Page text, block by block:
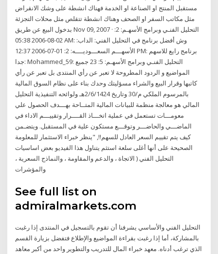
مستقبل المنتج او الصناعة او الخدمة فهناك انشطة على وشك الانقراض
مثل مكاتب السفر او الصحف وهناك انشطة تتقلص مثل محلات التجزئة
بدخول البيع عن طريق Nov 09, 2007 · التحليل الفنـي وبرامج الأسهـم: 2:
02-08-2006 05:38 AM: وش أفضل برنامج في التحليل الفني: الداب:
الأسهـــم السعـــوديــــه: 2: 01-07-2006 12:37 PM: برنامج رايع للاسهم
جدا: Mohammed_59: التحليل الفنـي وبرامج الأسهـم: 5: 23 جميع
المواضيع و الردود المطروحة لا تعبر عن رأي المنتدى بل تعبر عن رأي
كاتبها وقرار البيع والشراء مسؤليتك وحدك بناء على نظام السوق المالية
بالمرسوم الملكي م/30 وتاريخ 2/6/1424هـ ولوائحه التنفيذية التحليل
المالي هو معالجة منظمة للبيانات المالية المتــاحة بهـــدف الحصول علي
معومـــات تستعمل في عملية اتخـــاذ القــــرار وتقييـــم الاداء في
الماضـــي والحاضـــر وتوقـــع مستكون علية في المستقبل. ويتضـمن
كيف يتم تقييم السعر العادل للسهم!!, "ينظر خبراء الاستثمار للمعلومة
الصحيحة على أنها أغلى سلعة استثم يتناول هذا الفيديو بعض اساسيات
التحليل الفني ( الاتجاة ، والدعم والمقاومة ، والنماذج السعرية ،
والمؤشرات
See full list on
admiralmarkets.com
التحليل الفني والأساسي يشرفنا أن تقوم بالتسجيل في المنتدى إذا رغبت
بالمشاركة، أما إذا رغبت بقراءة المواضيع والإطلاع فتفضل بزيارة القسم
الذي ترغب أدناه. معهد خبراء المال للتدريب والتطوير واحد من أكبر معاهد